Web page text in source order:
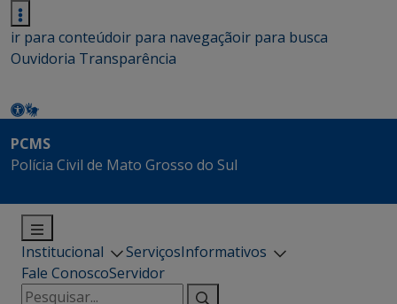
ir para conteúdoir para navegaçãoir para busca
Ouvidoria Transparência
PCMS
Polícia Civil de Mato Grosso do Sul
Institucional ServiçosInformativos
Fale ConoscoServidor
Pesquisar